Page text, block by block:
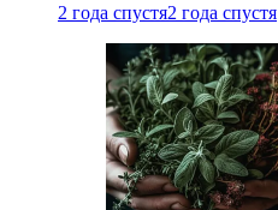
2 года спустя2 года спустя